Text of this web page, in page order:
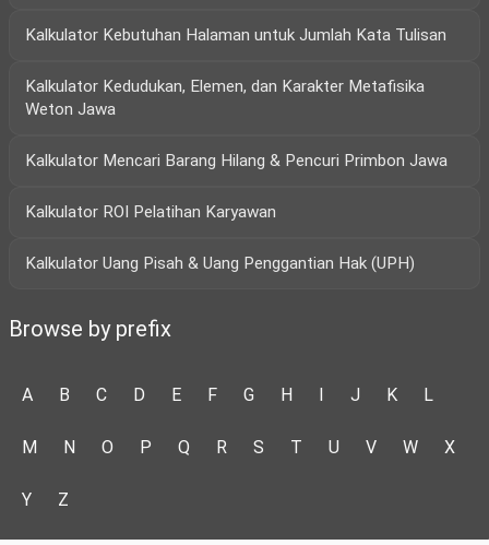
Kalkulator Kebutuhan Halaman untuk Jumlah Kata Tulisan
Kalkulator Kedudukan, Elemen, dan Karakter Metafisika
Weton Jawa
Kalkulator Mencari Barang Hilang & Pencuri Primbon Jawa
Kalkulator ROI Pelatihan Karyawan
Kalkulator Uang Pisah & Uang Penggantian Hak (UPH)
Browse by prefix
A B C D E F G H I J K L
M N O P Q R S T U V W X
Y Z